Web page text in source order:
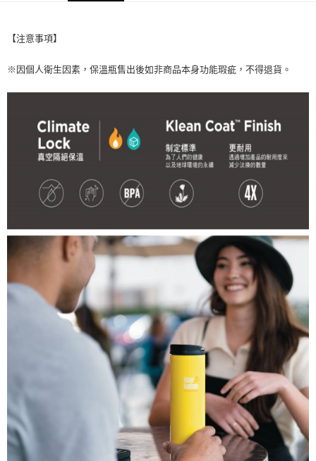
https://aftee.tw/terms/#terms3
任。
５．嚴禁一人註冊多個帳號或使用他人資訊註冊。若發現惡意使用之情形，
恩沛科技股份有限公司將有權停止該用戶之使用額度並採取法律行動。
【注意事項】
※因個人衛生因素，保溫瓶售出後如非商品本身功能瑕疵，不得退貨。